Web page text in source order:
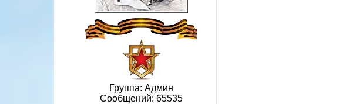
Группа: Админ
Сообщений: 65535